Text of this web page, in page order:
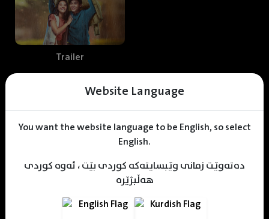
Website Language
You want the website language to be English, so select
English.
دەتەوێت زمانی وێبسایتەکە کوردی بێت ، ئەوە کوردی
هەڵبژێرە
Trailer
Mhamad Hamed
Designer